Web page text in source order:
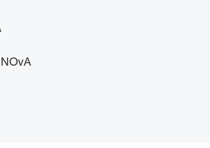
voor advocaten bij hun
en